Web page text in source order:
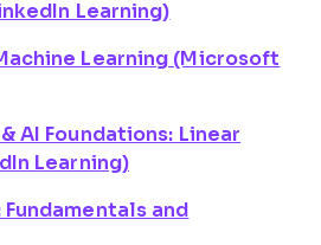
Learning)
Learning (Microsoft
AI Foundations: Linear
Learning)
and